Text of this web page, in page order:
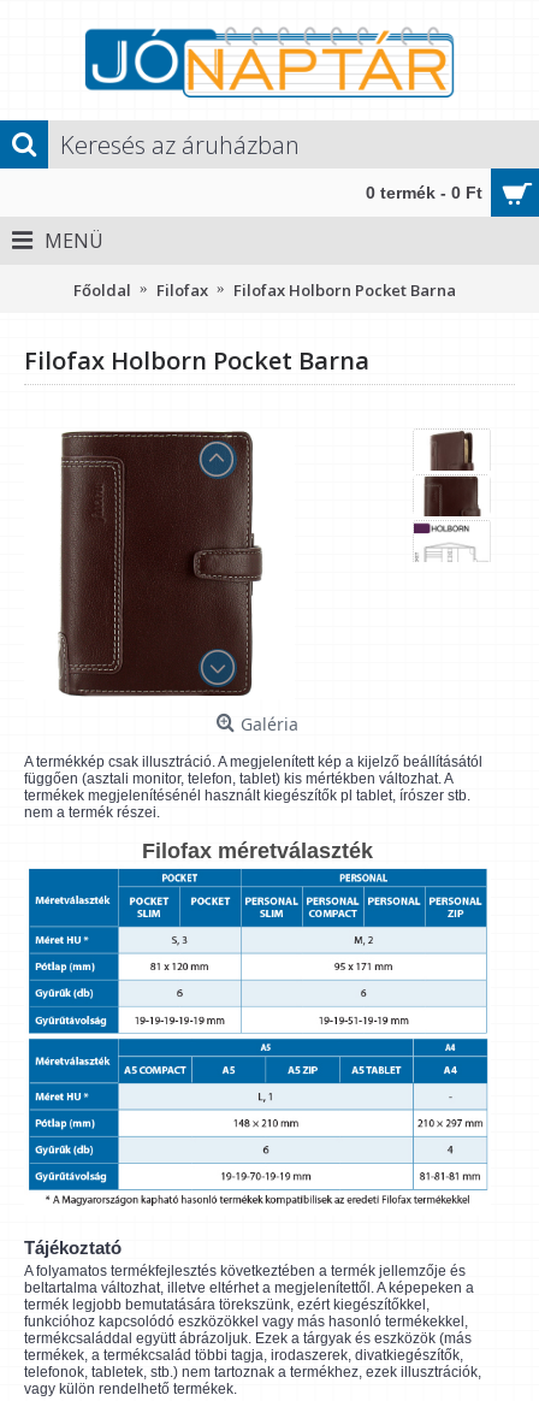
0 termék - 0 Ft
MENÜ
Főoldal Filofax Filofax Holborn Pocket Barna
Filofax Holborn Pocket Barna
Galéria
A termékkép csak illusztráció. A megjelenített kép a kijelző beállításától
függően (asztali monitor, telefon, tablet) kis mértékben változhat. A
termékek megjelenítésénél használt kiegészítők pl tablet, írószer stb.
nem a termék részei.
Filofax méretválaszték
Tájékoztató
A folyamatos termékfejlesztés következtében a termék jellemzője és
beltartalma változhat, illetve eltérhet a megjelenítettől. A képepeken a
termék legjobb bemutatására törekszünk, ezért kiegészítőkkel,
funkcióhoz kapcsolódó eszközökkel vagy más hasonló termékekkel,
termékcsaláddal együtt ábrázoljuk. Ezek a tárgyak és eszközök (más
termékek, a termékcsalád többi tagja, irodaszerek, divatkiegészítők,
telefonok, tabletek, stb.) nem tartoznak a termékhez, ezek illusztrációk,
vagy külön rendelhető termékek.